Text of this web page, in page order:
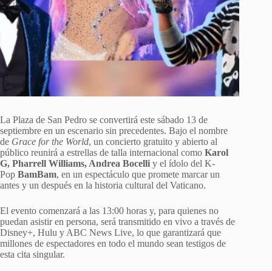
La Plaza de San Pedro se convertirá este sábado 13 de
septiembre en un escenario sin precedentes. Bajo el nombre
de Grace for the World, un concierto gratuito y abierto al
público reunirá a estrellas de talla internacional como Karol
G, Pharrell Williams, Andrea Bocelli y el ídolo del K-
Pop BamBam, en un espectáculo que promete marcar un
antes y un después en la historia cultural del Vaticano.
El evento comenzará a las 13:00 horas y, para quienes no
puedan asistir en persona, será transmitido en vivo a través de
Disney+, Hulu y ABC News Live, lo que garantizará que
millones de espectadores en todo el mundo sean testigos de
esta cita singular.